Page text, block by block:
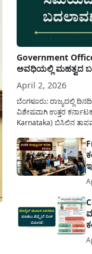
Government
ಅವಧಿಯಲ್ಲಿ ಮಹತ್ವದ
April 2, 2026
ಬೆಂಗಳೂರು: ರಾಜ್ಯದಲ್ಲಿ
ವಿಶೇಷವಾಗಿ ಉತ್ತರ
Karnataka) ಬಿಸಿಲಿನ
ಸರ್ಕಾರವು ಮಹತ್ವದ
ಕಲ್ಯಾಣ ಕರ್ನಾಟಕದ ಒಟ್ಟು 9